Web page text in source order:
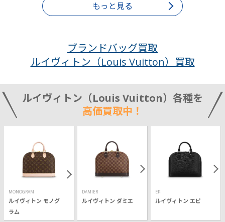
もっと見る
ブランドバッグ買取
ルイヴィトン（Louis Vuitton）買取
ルイヴィトン（Louis Vuitton）各種を
高価買取中！
MONOGRAM
ルイヴィトン モノグ
ラム
DAMIER
ルイヴィトン ダミエ
EPI
ルイヴィトン エピ